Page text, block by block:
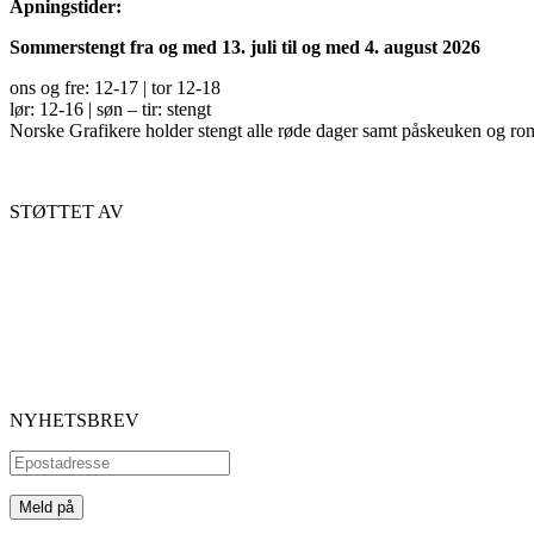
Åpningstider:
Sommerstengt fra og med 13. juli til og med 4. august 2026
ons og fre: 12-17 | tor 12-18
lør: 12-16 | søn – tir: stengt
Norske Grafikere holder stengt alle røde dager samt påskeuken og
STØTTET AV
NYHETSBREV